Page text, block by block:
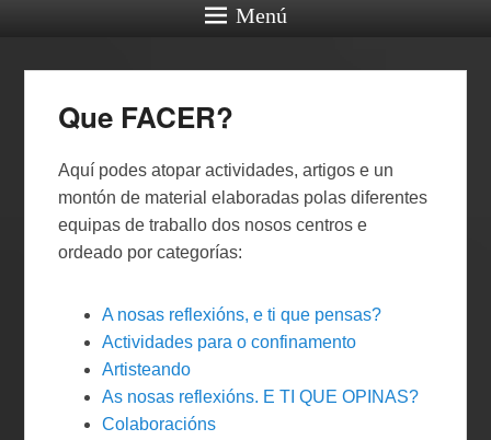
Menú
Que FACER?
Aquí podes atopar actividades, artigos e un
montón de material elaboradas polas diferentes
equipas de traballo dos nosos centros e
ordeado por categorías:
A nosas reflexións, e ti que pensas?
Actividades para o confinamento
Artisteando
As nosas reflexións. E TI QUE OPINAS?
Colaboracións